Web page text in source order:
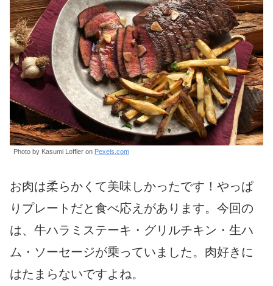
Photo by Kasumi Loffler on Pexels.com
お肉は柔らかくて美味しかったです！やっぱ
りプレートだと食べ応えがあります。今回の
は、牛ハラミステーキ・グリルチキン・生ハ
ム・ソーセージが乗っていました。肉好きに
はたまらないですよね。